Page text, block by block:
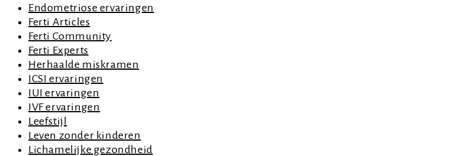
Endometriose ervaringen
Ferti Articles
Ferti Community
Ferti Experts
Herhaalde miskramen
ICSI ervaringen
IUI ervaringen
IVF ervaringen
Leefstijl
Leven zonder kinderen
Lichamelijke gezondheid